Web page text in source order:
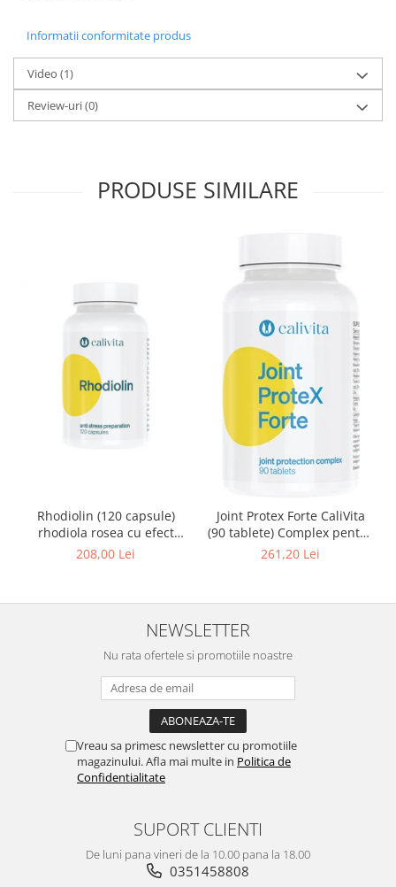
Informatii conformitate produs
Video (1)
Review-uri(0)
PRODUSE SIMILARE
Rhodiolin (120 capsule)
rhodiola rosea cu efect
antistress
208,00 Lei
Joint Protex Forte CaliVita
(90 tablete) Complex pentru
protecţia articulaţiilor
261,20 Lei
NEWSLETTER
Nu rata ofertele si promotiile noastre
Vreau sa primesc newsletter cu promotiile
magazinului. Afla mai multe in Politica de
Confidentialitate
SUPORT CLIENTI
De luni pana vineri de la 10.00 pana la 18.00
0351458808